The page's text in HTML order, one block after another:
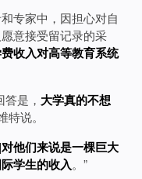
专家中，因担心对自
意接受留记录的采
收入对高等教育系统
是， 大学真的不想
特说。
他们来说是一棵巨大
学生的收入。”